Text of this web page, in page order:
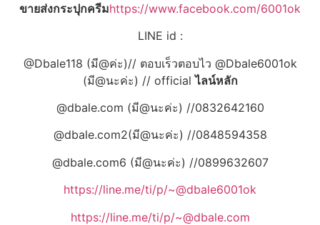
ขายส่งกระปุกครีมhttps://www.facebook.com/6001ok
LINE id :
@Dbale118 (มี@ค่ะ)// ตอบเร็วตอบไว @Dbale6001ok
(มี@นะค่ะ) // officialไลน์หลัก
@dbale.com (มี@นะค่ะ) //0832642160
@dbale.com2(มี@นะค่ะ) //0848594358
@dbale.com6 (มี@นะค่ะ) //0899632607
https://line.me/ti/p/~@dbale6001ok
https://line.me/ti/p/~@dbale.com